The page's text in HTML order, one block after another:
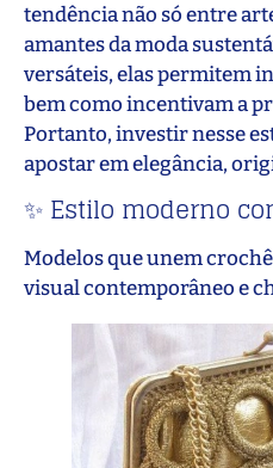
tendência não só entre
amantes da moda
versáteis, elas permitem
bem como incentivam a
Portanto, investir nesse
apostar em elegância,
✨ Estilo moderno
Modelos que unem
visual contemporâneo e